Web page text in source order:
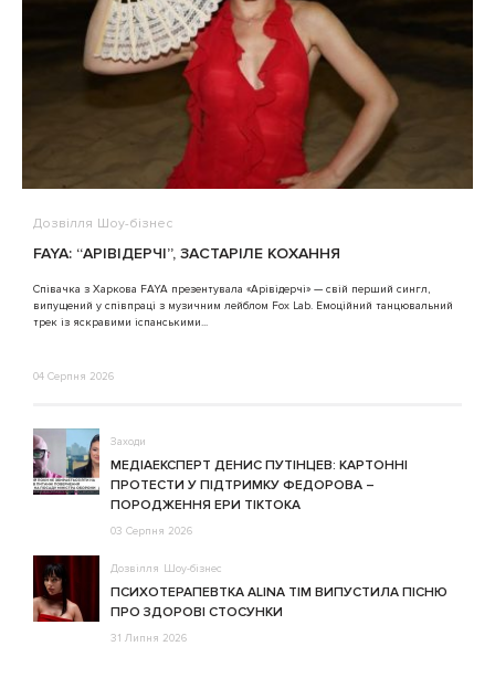
Дозвілля Шоу-бізнес
FAYA: “АРІВІДЕРЧІ”, ЗАСТАРІЛЕ КОХАННЯ
Співачка з Харкова FAYA презентувала «Арівідерчі» — свій перший сингл,
випущений у співпраці з музичним лейблом Fox Lab. Емоційний танцювальний
трек із яскравими іспанськими...
04 Серпня 2026
Заходи
МЕДІАЕКСПЕРТ ДЕНИС ПУТІНЦЕВ: КАРТОННІ
ПРОТЕСТИ У ПІДТРИМКУ ФЕДОРОВА –
ПОРОДЖЕННЯ ЕРИ ТІКТОКА
03 Серпня 2026
Дозвілля Шоу-бізнес
ПСИХОТЕРАПЕВТКА ALINA TIM ВИПУСТИЛА ПІСНЮ
ПРО ЗДОРОВІ СТОСУНКИ
31 Липня 2026